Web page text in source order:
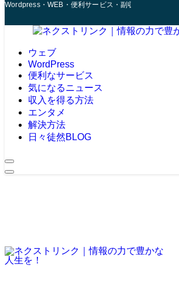
Wordpress・WEB・便利サービス・副収入の情報な
ウェブ
WordPress
便利なサービス
気になるニュース
収入を得る方法
エンタメ
解決方法
日々徒然BLOG